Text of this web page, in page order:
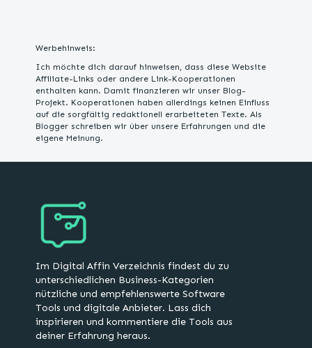
Werbehinweis:
Ich möchte dich darauf hinweisen, dass diese Website
Affiliate-Links oder andere Link-Kooperationen
enthalten kann. Damit finanzieren wir unser Blog-
Projekt. Kooperationen haben allerdings keinen Einfluss
auf die sorgfältig redaktionell erarbeiteten Texte. Als
Blogger schreiben wir über unsere Erfahrungen und die
eigene Meinung.
Im Digital Affin Verzeichnis findest du zu
unterschiedlichen Business-Kategorien
nützliche und empfehlenswerte Software
Tools und digitale Anbieter. Lass dich
inspirieren und kommentiere die Tools aus
deiner Erfahrung heraus.